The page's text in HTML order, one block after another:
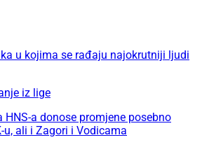
u kojima se rađaju najokrutniji ljudi
iz lige
a donose promjene posebno
u, ali i Zagori i Vodicama